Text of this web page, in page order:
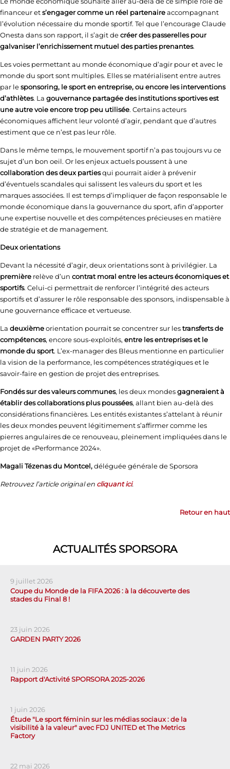
financeur ets’engager comme un réel partenaireaccompagnant
l’évolution nécessaire du monde sportif. Tel que l’encourage Claude
Onesta dans son rapport, il s’agit decréer des passerelles pour
galvaniser l’enrichissement mutuel des parties prenantes.
Les voies permettant au monde économique d’agir pour et avec le
monde du sport sont multiples. Elles se matérialisent entre autres
par lesponsoring, le sport en entreprise, ou encore les interventions
d’athlètes. La gouvernance partagée des institutions sportives est
une autre voie encore trop peu utilisée. Certains acteurs
économiques affichent leur volonté d’agir, pendant que d’autres
estiment que ce n’est pas leur rôle.
Dans le même temps, le mouvement sportif n’a pas toujours vu ce
sujet d’un bon oeil. Or les enjeux actuels poussent à une
collaboration des deux partiesqui pourrait aider à prévenir
d’éventuels scandales qui salissent les valeurs du sport et les
marques associées. Il est temps d’impliquer de façon responsable le
monde économique dans la gouvernance du sport, afin d’apporter
une expertise nouvelle et des compétences précieuses en matière
de stratégie et de management.
Deux orientations
Devant la nécessité d’agir, deux orientations sont à privilégier. La
première relève d’un contrat moral entre les acteurs économiques et
sportifs. Celui-ci permettrait de renforcer l’intégrité des acteurs
sportifs et d’assurer le rôle responsable des sponsors, indispensable à
une gouvernance efficace et vertueuse.
La deuxièmeorientation pourrait se concentrer sur lestransferts de
compétences, encore sous-exploités, entre les entreprises et le
monde du sport. L’ex-manager des Bleus mentionne en particulier
la vision de la performance, les compétences stratégiques et le
savoir-faire en gestion de projet des entreprises.
Fondés sur des valeurs communes, les deux mondesgagneraient à
établir des collaborations plus poussées, allant bien au-delà des
considérations financières. Les entités existantes s’attelant à réunir
les deux mondes peuvent légitimement s’affirmer comme les
pierres angulaires de ce renouveau, pleinement impliquées dans le
projet de «Performance 2024».
Magali Tézenas du Montcel,déléguée générale de Sporsora
Retrouvez l’article original en cliquant ici.
Retour en haut
ACTUALITÉS SPORSORA
9 juillet 2026
Coupe du Monde de la FIFA 2026 : à la découverte des
stades du Final 8 !
23 juin 2026
GARDEN PARTY 2026
11 juin 2026
Rapport d'Activité SPORSORA 2025-2026
1 juin 2026
Étude "Le sport féminin sur les médias sociaux : de la
visibilité à la valeur" avec FDJ UNITED et The Metrics
Factory
22 mai 2026